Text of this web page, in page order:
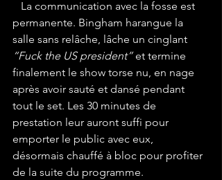
La communication avec la fosse est
permanente. Bingham harangue la
salle sans relâche, lâche un cinglant
“Fuck the US president” et termine
finalement le show torse nu, en nage
après avoir sauté et dansé pendant
tout le set. Les 30 minutes de
prestation leur auront suffi pour
emporter le public avec eux,
désormais chauffé à bloc pour profiter
de la suite du programme.